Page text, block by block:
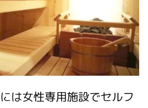
は女性専用施設でセルフ